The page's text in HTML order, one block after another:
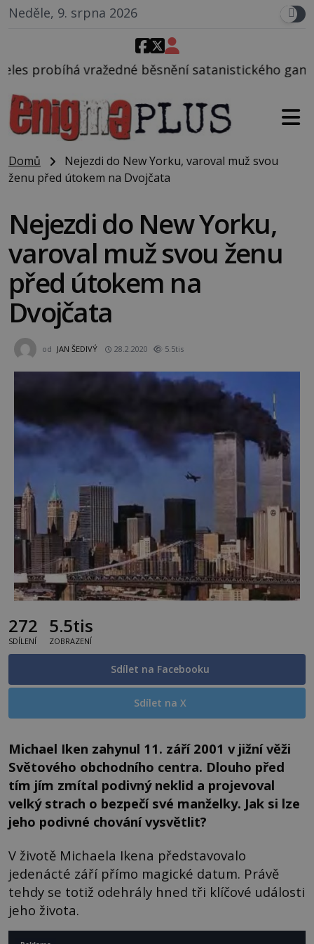
Neděle, 9. srpna 2026
satanistického gangu vedeného
Domů
Nejezdi do New Yorku, varoval muž svou
ženu před útokem na Dvojčata
Nejezdi do New Yorku,
varoval muž svou ženu
před útokem na
Dvojčata
od JAN ŠEDIVÝ 28.2.2020 5.5tis
272
SDÍLENÍ
5.5tis
ZOBRAZENÍ
Sdílet na Facebooku
Sdílet na X
Michael Iken zahynul 11. září 2001 v jižní věži
Světového obchodního centra. Dlouho před
tím jím zmítal podivný neklid a projevoval
velký strach o bezpečí své manželky. Jak si lze
jeho podivné chování vysvětlit?
V životě Michaela Ikena představovalo
jedenácté září přímo magické datum. Právě
tehdy se totiž odehrály hned tři klíčové události
jeho života.